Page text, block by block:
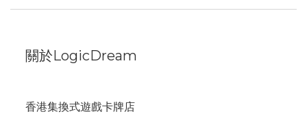
關於LogicDream
香港集換式遊戲卡牌店